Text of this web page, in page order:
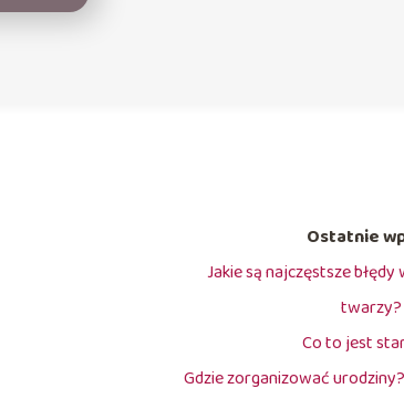
Ostatnie
Jakie są najczęstsze
twarzy?
Co to jest
Gdzie zorganizować